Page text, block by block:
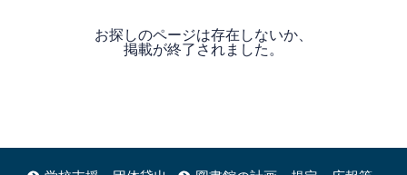
お探しのページは存在しないか、
掲載が終了されました。